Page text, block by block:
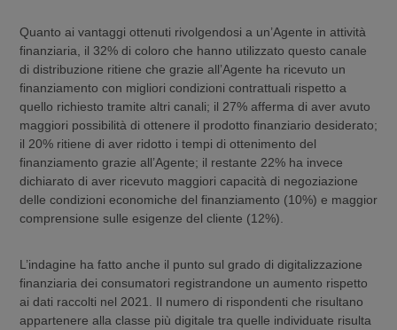
Quanto ai vantaggi ottenuti rivolgendosi a un’Agente in attività
finanziaria, il 32% di coloro che hanno utilizzato questo canale
di distribuzione ritiene che grazie all’Agente ha ricevuto un
finanziamento con migliori condizioni contrattuali rispetto a
quello richiesto tramite altri canali; il 27% afferma di aver avuto
maggiori possibilità di ottenere il prodotto finanziario desiderato;
il 20% ritiene di aver ridotto i tempi di ottenimento del
finanziamento grazie all’Agente; il restante 22% ha invece
dichiarato di aver ricevuto maggiori capacità di negoziazione
delle condizioni economiche del finanziamento (10%) e maggior
comprensione sulle esigenze del cliente (12%).
L’indagine ha fatto anche il punto sul grado di digitalizzazione
finanziaria dei consumatori registrandone un aumento rispetto
ai dati raccolti nel 2021. Il numero di rispondenti che risultano
appartenere alla classe più digitale tra quelle individuate risulta